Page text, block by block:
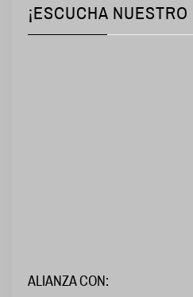
¡ESCUCHA
ALIANZA CON: